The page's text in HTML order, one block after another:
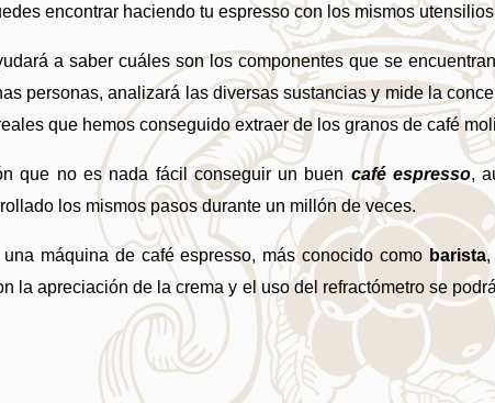
encontrar haciendo tu espresso con los mismos
a saber cuáles son los componentes que se
personas, analizará las diversas sustancias y mide la
que hemos conseguido extraer de los granos de café
que no es nada fácil conseguir un buen café espresso,
los mismos pasos durante un millón de veces.
máquina de café espresso, más conocido como barista,
la apreciación de la crema y el uso del refractómetro se